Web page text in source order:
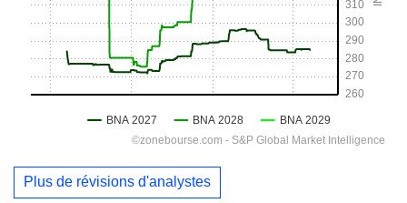
Plus de révisions d'analystes